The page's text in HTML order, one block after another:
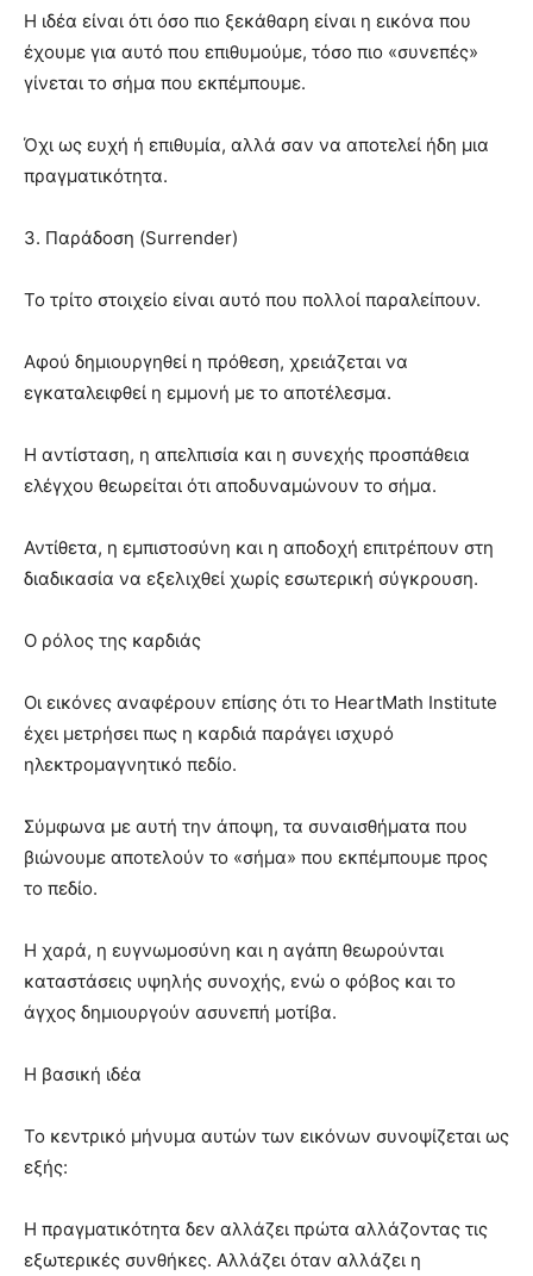
Η ιδέα είναι ότι όσο πιο ξεκάθαρη είναι η εικόνα που
έχουμε για αυτό που επιθυμούμε, τόσο πιο «συνεπές»
γίνεται το σήμα που εκπέμπουμε.
Όχι ως ευχή ή επιθυμία, αλλά σαν να αποτελεί ήδη μια
πραγματικότητα.
3. Παράδοση (Surrender)
Το τρίτο στοιχείο είναι αυτό που πολλοί παραλείπουν.
Αφού δημιουργηθεί η πρόθεση, χρειάζεται να
εγκαταλειφθεί η εμμονή με το αποτέλεσμα.
Η αντίσταση, η απελπισία και η συνεχής προσπάθεια
ελέγχου θεωρείται ότι αποδυναμώνουν το σήμα.
Αντίθετα, η εμπιστοσύνη και η αποδοχή επιτρέπουν στη
διαδικασία να εξελιχθεί χωρίς εσωτερική σύγκρουση.
Ο ρόλος της καρδιάς
Οι εικόνες αναφέρουν επίσης ότι το HeartMath Institute
έχει μετρήσει πως η καρδιά παράγει ισχυρό
ηλεκτρομαγνητικό πεδίο.
Σύμφωνα με αυτή την άποψη, τα συναισθήματα που
βιώνουμε αποτελούν το «σήμα» που εκπέμπουμε προς
το πεδίο.
Η χαρά, η ευγνωμοσύνη και η αγάπη θεωρούνται
καταστάσεις υψηλής συνοχής, ενώ ο φόβος και το
άγχος δημιουργούν ασυνεπή μοτίβα.
Η βασική ιδέα
Το κεντρικό μήνυμα αυτών των εικόνων συνοψίζεται ως
εξής:
Η πραγματικότητα δεν αλλάζει πρώτα αλλάζοντας τις
εξωτερικές συνθήκες. Αλλάζει όταν αλλάζει η